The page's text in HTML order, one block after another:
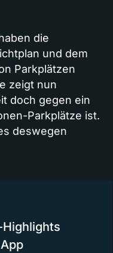
die
und dem
Parkplätzen
zeigt nun
doch gegen ein
Parkplätze ist.
deswegen